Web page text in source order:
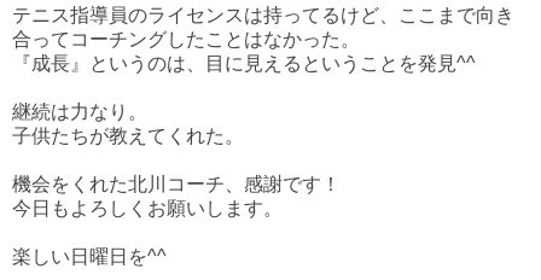
テニス指導員のライセンスは持ってるけど、ここまで向き
合ってコーチングしたことはなかった。
『成長』というのは、目に見えるということを発見^^
継続は力なり。
子供たちが教えてくれた。
機会をくれた北川コーチ、感謝です！
今日もよろしくお願いします。
楽しい日曜日を^^